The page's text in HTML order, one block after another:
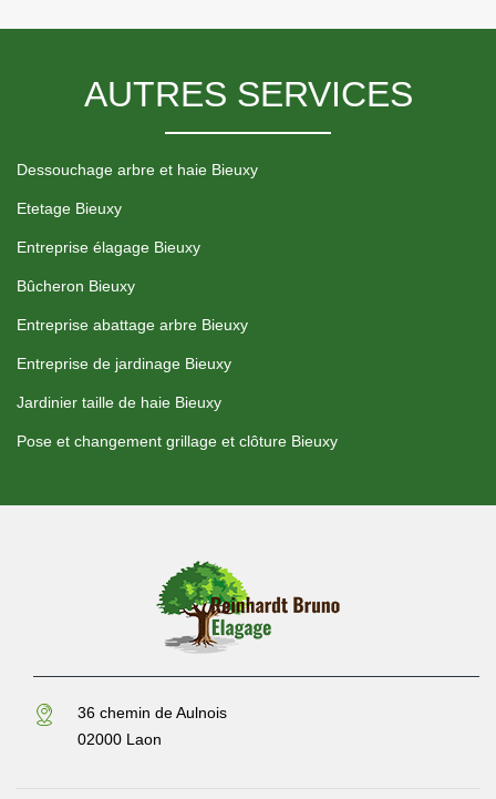
AUTRES SERVICES
Dessouchage arbre et haie Bieuxy
Etetage Bieuxy
Entreprise élagage Bieuxy
Bûcheron Bieuxy
Entreprise abattage arbre Bieuxy
Entreprise de jardinage Bieuxy
Jardinier taille de haie Bieuxy
Pose et changement grillage et clôture Bieuxy
36 chemin de Aulnois
02000 Laon